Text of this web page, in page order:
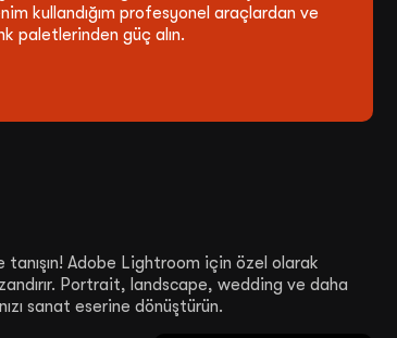
kullandığım profesyonel araçlardan ve
paletlerinden güç alın.
Adobe Lightroom için özel olarak
Portrait, landscape, wedding ve daha
sanat eserine dönüştürün.